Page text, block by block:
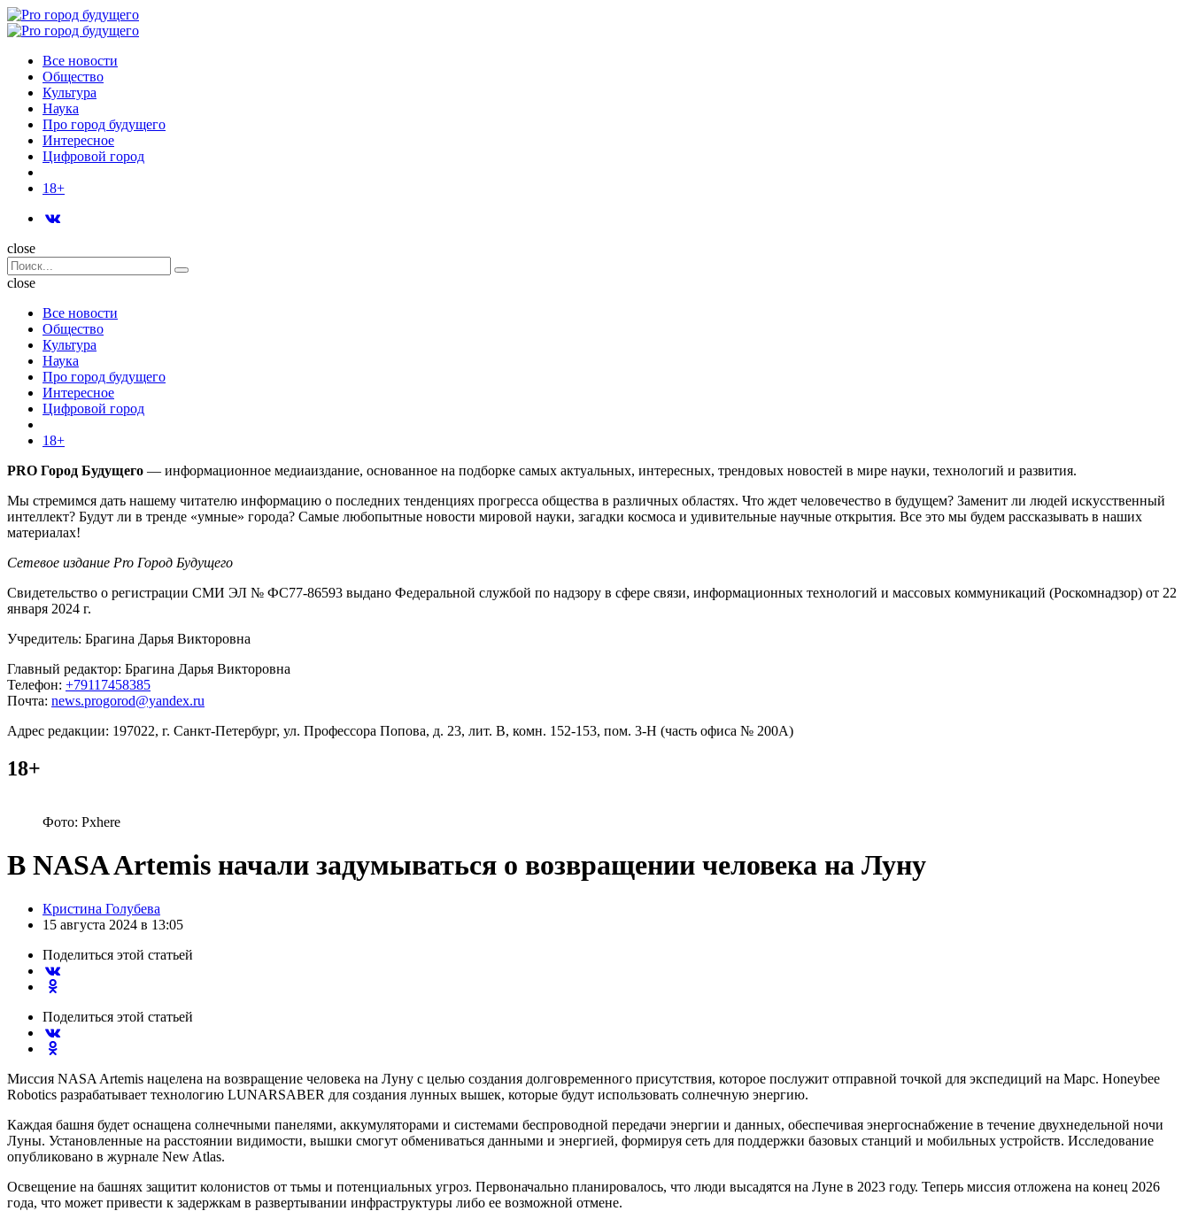
Menu
Поиск
Menu
Pro
Все новости
Общество
Культура
Наука
Про город будущего
Интересное
Цифровой город
18+
Поиск
close
Search
for:
Поиск
close
Все новости
Общество
Культура
Наука
Про город будущего
Интересное
Цифровой город
18+
PRO Город Будущего — информационное медиаиздание, основанное на подборке самых актуальных, интересных, трендовых новостей в мире науки, технологий и развития.
Мы стремимся дать нашему читателю информацию о последних тенденциях прогресса общества в различных областях. Что ждет человечество в будущем? Заменит ли людей искусственный
интеллект? Будут ли в тренде «умные» города? Самые любопытные новости мировой науки, загадки космоса и удивительные научные открытия. Все это мы будем рассказывать в наших
материалах!
Сетевое издание Pro Город Будущего
Свидетельство о регистрации СМИ ЭЛ № ФС77-86593 выдано Федеральной службой по надзору в сфере связи, информационных технологий и массовых коммуникаций (Роскомнадзор) от 22
января 2024 г.
Учредитель: Брагина Дарья Викторовна
Главный редактор: Брагина Дарья Викторовна
Телефон: +79117458385
Почта: news.progorod@yandex.ru
Адрес редакции: 197022, г. Санкт-Петербург, ул. Профессора Попова, д. 23, лит. В, комн. 152-153, пом. 3-Н (часть офиса № 200А)
18+
Фото: Pxhere
В NASA Artemis начали задумываться о возвращении человека на Луну
Posted
by
Кристина Голубева
15 августа 2024 в 13:05
Поделиться этой статьей
Поделиться этой статьей
Миссия NASA Artemis нацелена на возвращение человека на Луну с целью создания долговременного присутствия, которое послужит отправной точкой для экспедиций на Марс. Honeybee
Robotics разрабатывает технологию LUNARSABER для создания лунных вышек, которые будут использовать солнечную энергию.
Каждая башня будет оснащена солнечными панелями, аккумуляторами и системами беспроводной передачи энергии и данных, обеспечивая энергоснабжение в течение двухнедельной ночи
Луны. Установленные на расстоянии видимости, вышки смогут обмениваться данными и энергией, формируя сеть для поддержки базовых станций и мобильных устройств. Исследование
опубликовано в журнале New Atlas.
Освещение на башнях защитит колонистов от тьмы и потенциальных угроз. Первоначально планировалось, что люди высадятся на Луне в 2023 году. Теперь миссия отложена на конец 2026
года, что может привести к задержкам в развертывании инфраструктуры либо ее возможной отмене.